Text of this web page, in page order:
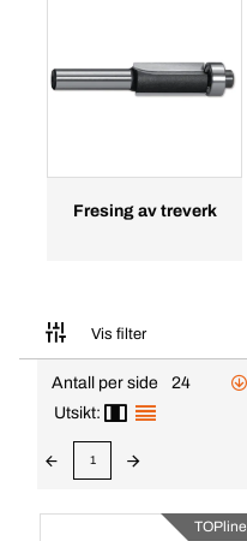
Fresing av treverk
Vis filter
Antall per side
24
Utsikt:
1
TOPline